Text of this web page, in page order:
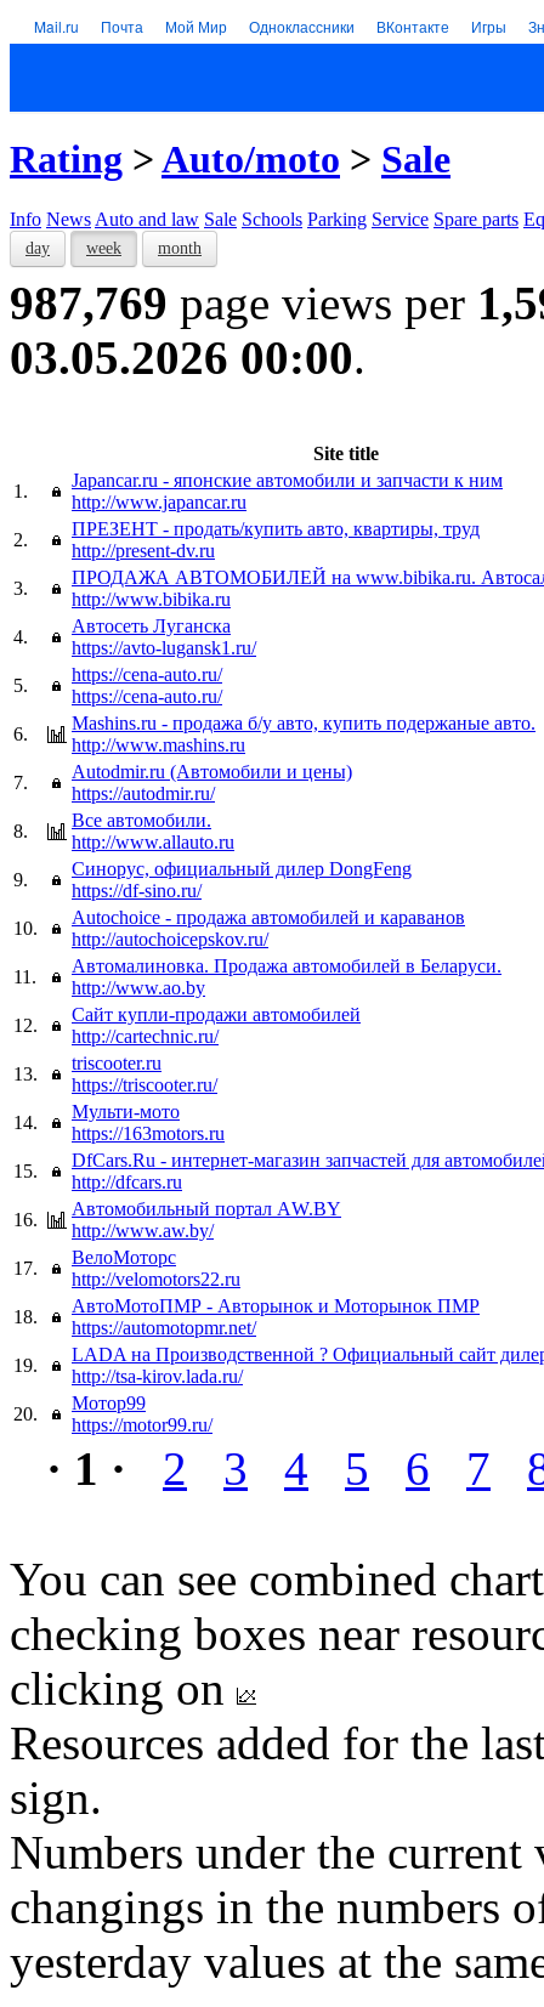
Mail.ru Почта Мой Мир Одноклассники ВКонтакте Игры
Rating >Auto/moto > Sale
Info News Auto and law Sale Schools Parking Service Spare parts
day week month
987,769 page views per
03.05.2026 00:00.
Site title
1.
Japancar.ru - японские автомобили и запчасти к ним
http://www.japancar.ru
2.
ПРЕЗЕНТ - продать/купить авто, квартиры, труд
http://present-dv.ru
3.
ПРОДАЖА АВТОМОБИЛЕЙ на www.bibika.ru.
http://www.bibika.ru
4.
Автосеть Луганска
https://avto-lugansk1.ru/
5.
https://cena-auto.ru/
https://cena-auto.ru/
6.
Mashins.ru - продажа б/у авто, купить подержаные авто.
http://www.mashins.ru
7.
Autodmir.ru (Автомобили и цены)
https://autodmir.ru/
8.
Все автомобили.
http://www.allauto.ru
9.
Синорус, официальный дилер DongFeng
https://df-sino.ru/
10.
Autochoice - продажа автомобилей и караванов
http://autochoicepskov.ru/
11.
Автомалиновка. Продажа автомобилей в Беларуси.
http://www.ao.by
12.
Сайт купли-продажи автомобилей
http://cartechnic.ru/
13.
triscooter.ru
https://triscooter.ru/
14.
Мульти-мото
https://163motors.ru
15.
DfCars.Ru - интернет-магазин запчастей для
http://dfcars.ru
16.
Автомобильный портал АW.BY
http://www.aw.by/
17.
ВелоМоторс
http://velomotors22.ru
18.
АвтоМотоПМР - Авторынок и Моторынок ПМР
https://automotopmr.net/
19.
LADA на Производственной ? Официальный сайт
http://tsa-kirov.lada.ru/
20.
Мотор99
https://motor99.ru/
· 1 · 2 3 4 5 6 7
You can see combined
checking boxes near
clicking on
Resources added for the
sign.
Numbers under the
changings in the numbers
yesterday values at the